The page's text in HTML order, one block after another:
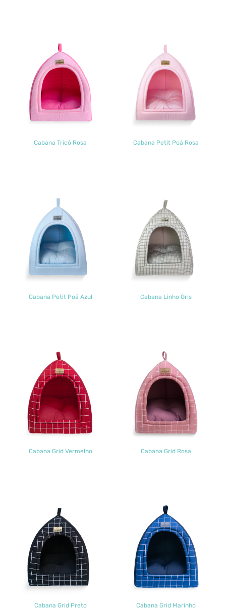
Cabana Tricô Rosa Cabana Petit Poá Rosa
Cabana Petit Poá Azul Cabana Linho Gris
Cabana Grid Vermelho Cabana Grid Rosa
Cabana Grid Preto Cabana Grid Marinho